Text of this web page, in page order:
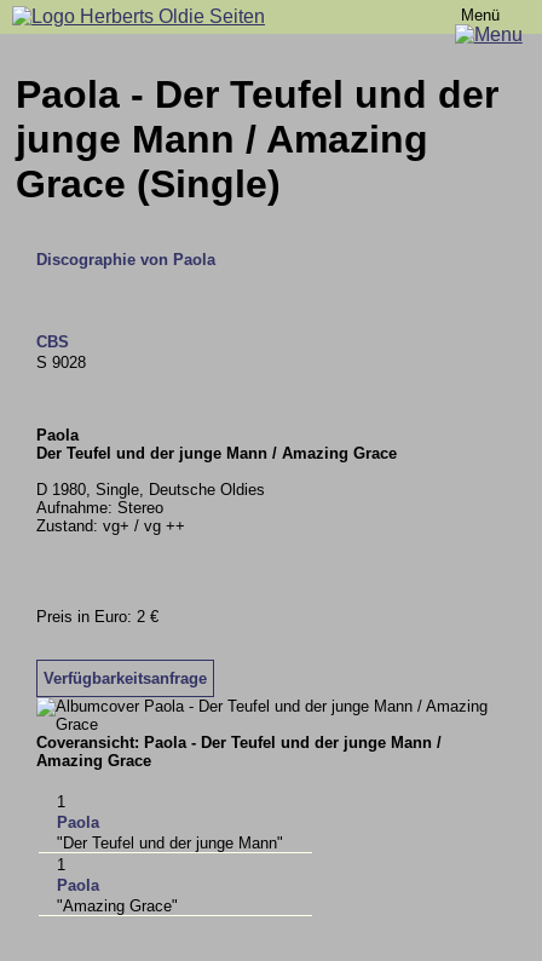
Menü
Paola - Der Teufel und der
junge Mann / Amazing
Grace (Single)
Discographie von Paola
CBS
S 9028
Paola
Der Teufel und der junge Mann / Amazing Grace
D 1980, Single, Deutsche Oldies
Aufnahme: Stereo
Zustand: vg+ / vg ++
Preis in Euro: 2 €
Verfügbarkeitsanfrage
Coveransicht: Paola - Der Teufel und der junge Mann /
Amazing Grace
1
Paola
"Der Teufel und der junge Mann"
1
Paola
"Amazing Grace"